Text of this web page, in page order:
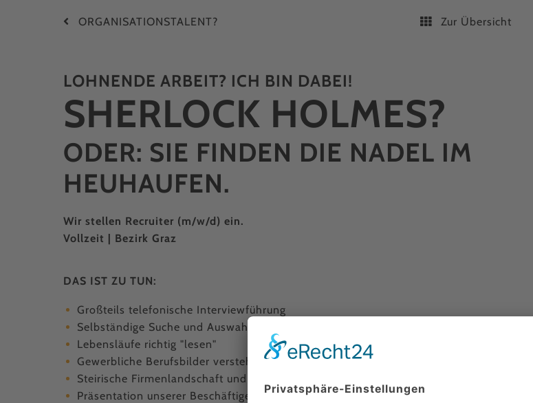
ORGAN­ISATIONS­TALENT? Zur Übersicht
LOHNENDE ARBEIT? ICH BIN DABEI!
SHERLOCK HOLMES?
ODER: SIE FINDEN DIE NADEL IM
HEUHAUFEN.
Wir stellen Recruiter (m/w/d) ein.
Vollzeit | Bezirk Graz
DAS IST ZU TUN:
Großteils telefonische Interviewführung
Selbständige Suche und Auswahl von geeigneten Bewerbungen
Lebensläufe richtig "lesen"
Gewerbliche Berufsbilder verstehen und die dafür benötigten Qualifikationen
Steirische Firmenlandschaft und deren Bedürfnisse kennen
Präsentation unserer Beschäftigerbetriebe